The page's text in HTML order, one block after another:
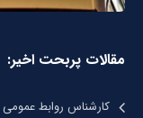
مقالات پربحت اخیر:
کارشناس روابط عمومی